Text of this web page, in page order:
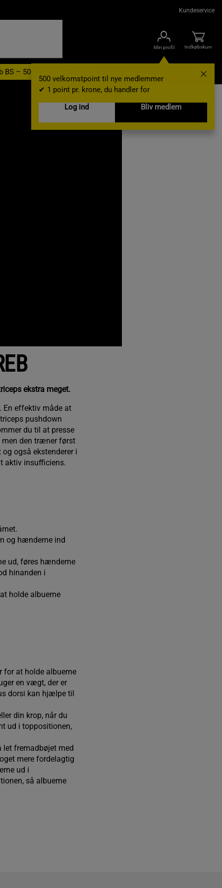
Kundeservice
Min profil
500 velkomstpoint til nye medlemmer
✔ 1 point pr. krone, du handler for
Log ind
Bliv medlem
Indkøbskurv
BS – 500 velkomstpoint Gavekort
ekstra meget.
En effektiv måde at
pushdown
du til at presse
men den træner først
også ekstenderer i
aktiv insufficiens.
og hænderne ind
ud, føres hænderne
hinanden i
holde albuerne
for at holde albuerne
en vægt, der er
dorsi kan hjælpe til
din krop, når du
ud i toppositionen,
let fremadbøjet med
mere fordelagtig
ud i
så albuerne